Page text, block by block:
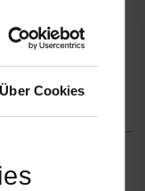
Über Cookies